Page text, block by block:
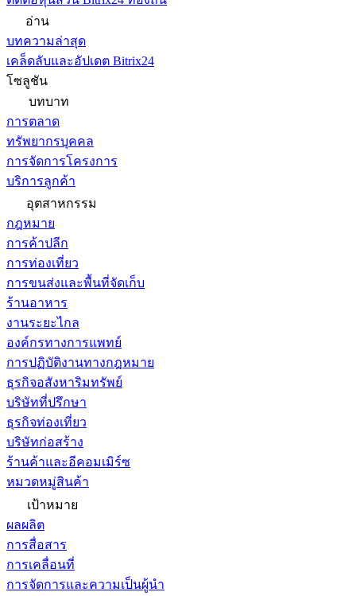
อ่าน
บทความล่าสุด
เคล็ดลับและอัปเดต Bitrix24
โซลูชัน
บทบาท
การตลาด
ทรัพยากรบุคคล
การจัดการโครงการ
บริการลูกค้า
อุตสาหกรรม
กฎหมาย
การค้าปลีก
การท่องเที่ยว
การขนส่งและพื้นที่จัดเก็บ
ร้านอาหาร
งานระยะไกล
องค์กรทางการแพทย์
การปฏิบัติงานทางกฎหมาย
ธุรกิจอสังหาริมทรัพย์
บริษัทที่ปรึกษา
ธุรกิจท่องเที่ยว
บริษัทก่อสร้าง
ร้านค้าและอีคอมเมิร์ซ
หมวดหมู่สินค้า
เป้าหมาย
ผลผลิต
การสื่อสาร
การเคลื่อนที่
การจัดการและความเป็นผู้นำ